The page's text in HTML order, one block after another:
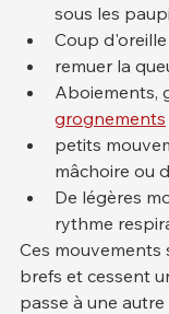
sous les
Coup d'oreille
remuer la
Aboiements,
grognements
petits
mâchoire ou
De légères
rythme
Ces
brefs et cessent
passe à une